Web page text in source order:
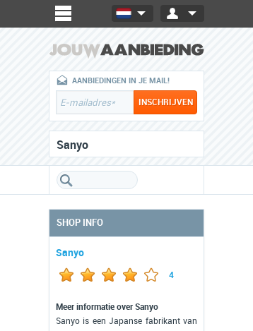
AANBIEDINGEN IN JE MAIL!
Sanyo
SHOP INFO
Sanyo
4
Meer informatie over Sanyo
Sanyo is een Japanse fabrikant van